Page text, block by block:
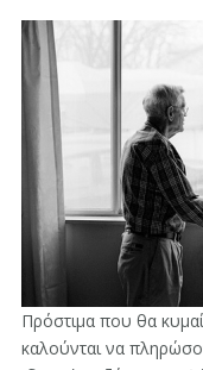
Πρόστιμα που θα
καλούνται να